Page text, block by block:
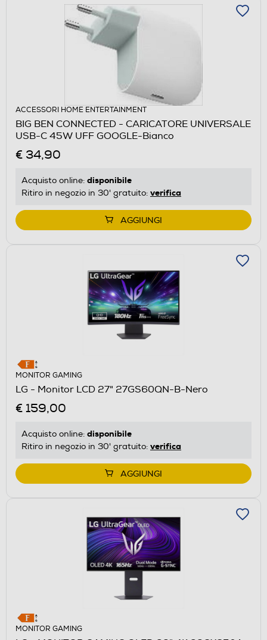
ACCESSORI HOME ENTERTAINMENT
BIG BEN CONNECTED - CARICATORE UNIVERSALE
USB-C 45W UFF GOOGLE-Bianco
€ 34,90
Acquisto online: disponibile
Ritiro in negozio in 30' gratuito: verifica
AGGIUNGI
MONITOR GAMING
LG - Monitor LCD 27" 27GS60QN-B-Nero
€ 159,00
Acquisto online: disponibile
Ritiro in negozio in 30' gratuito: verifica
AGGIUNGI
MONITOR GAMING